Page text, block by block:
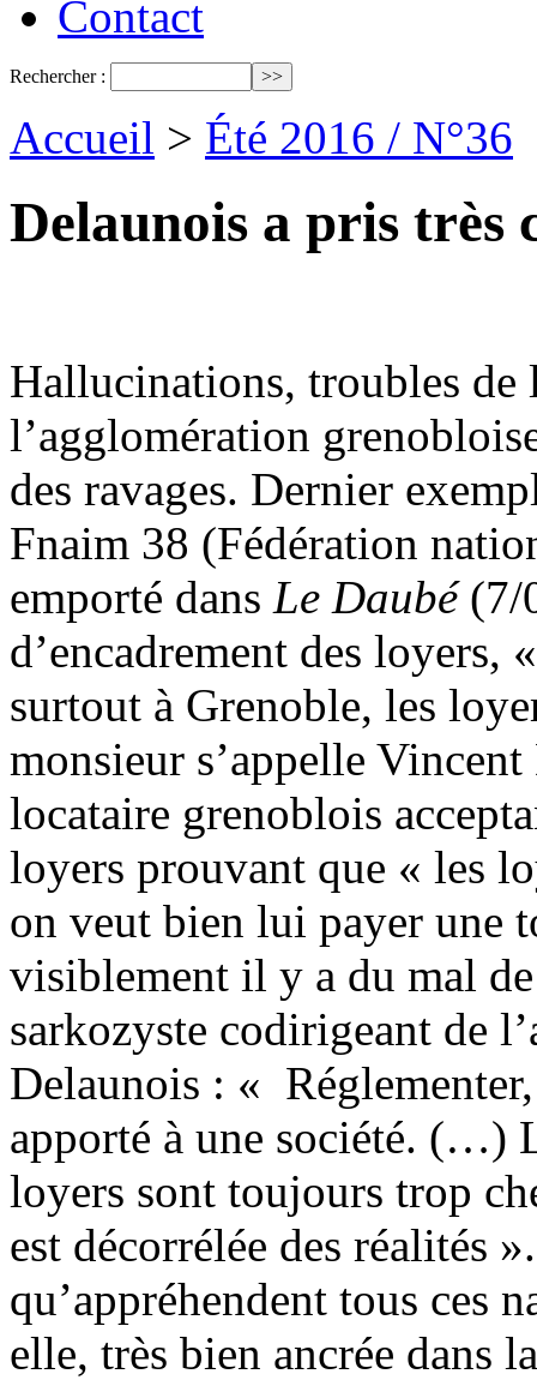
Contact
Rechercher :
Accueil > Été 2016 / N°36
Delaunois a pris très
Hallucinations, troubles de
l’agglomération
des ravages. Dernier
Fnaim 38 (Fédération
emporté dans Le Daubé(7/
d’encadrement des loyers,
surtout à Grenoble, les
monsieur s’appelle
locataire grenoblois
loyers prouvant que « les
on veut bien lui payer une
visiblement il y a du mal
sarkozyste codirigeant de
Delaunois : «
apporté à une société. (…)
loyers sont toujours trop
est décorrélée des réalités
qu’appréhendent tous ces
elle, très bien ancrée dans